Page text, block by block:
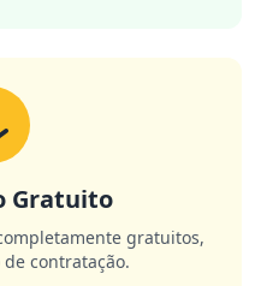
Gratuito
gratuitos,
contratação.